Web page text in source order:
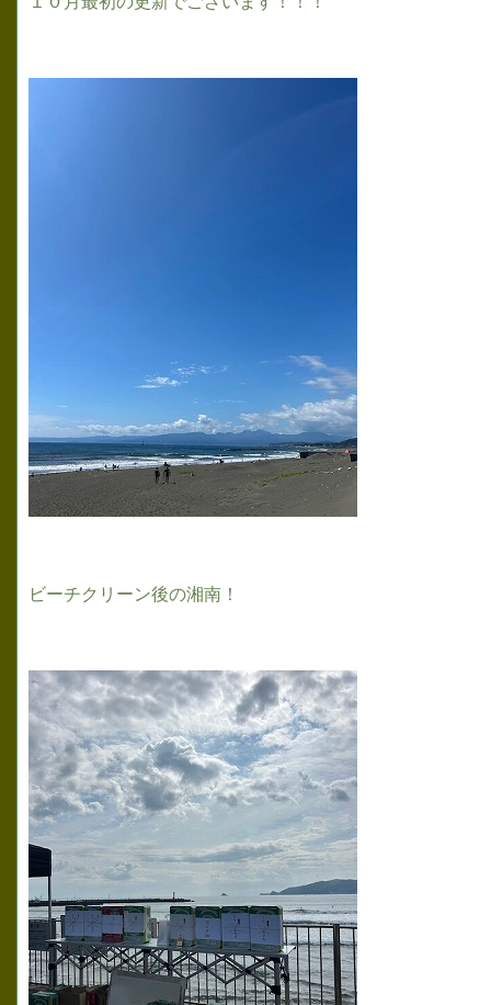
ビーチクリーン後の湘南！